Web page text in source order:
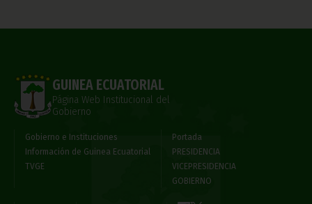
GUINEA ECUATORIAL
Página Web Institucional del
Gobierno
Gobierno e Instituciones
Información de Guinea Ecuatorial
TVGE
Portada
PRESIDENCIA
VICEPRESIDENCIA
GOBIERNO